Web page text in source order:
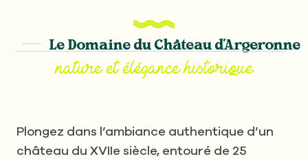
Le Domaine du Château d'Argeronne
nature et élégance historique
Plongez dans l’ambiance authentique d’un
château du XVIIe siècle, entouré de 25